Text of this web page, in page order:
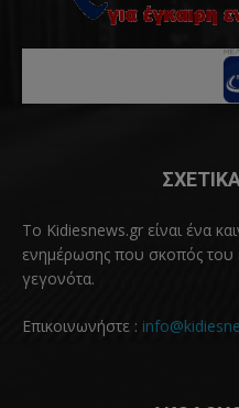
Το Kidiesnews.gr είναι ένα
ενημέρωσης που σκοπός του
γεγονότα.
Επικοινωνήστε :